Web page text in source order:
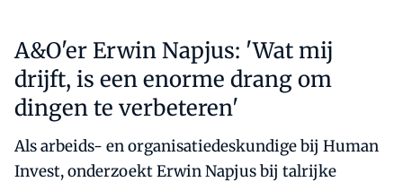
A&O'er Erwin Napjus: 'Wat mij
drijft, is een enorme drang om
dingen te verbeteren'
Als arbeids- en organisatiedeskundige bij Human
Invest, onderzoekt Erwin Napjus bij talrijke